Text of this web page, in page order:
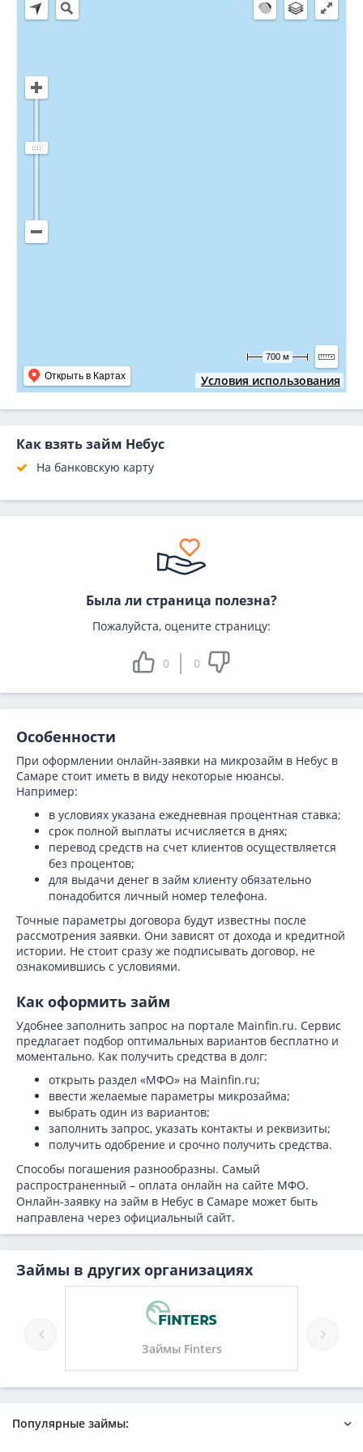
Условия использования
Открыть в Картах
700 м
Как взять займ Небус
На банковскую карту
Была ли страница полезна?
Пожалуйста, оцените страницу:
0 0
Особенности
При оформлении онлайн-заявки на микрозайм в Небус в
Самаре стоит иметь в виду некоторые нюансы.
Например:
в условиях указана ежедневная процентная ставка;
срок полной выплаты исчисляется в днях;
перевод средств на счет клиентов осуществляется
без процентов;
для выдачи денег в займ клиенту обязательно
понадобится личный номер телефона.
Точные параметры договора будут известны после
рассмотрения заявки. Они зависят от дохода и кредитной
истории. Не стоит сразу же подписывать договор, не
ознакомившись с условиями.
Как оформить займ
Удобнее заполнить запрос на портале Mainfin.ru. Сервис
предлагает подбор оптимальных вариантов бесплатно и
моментально. Как получить средства в долг:
открыть раздел «МФО» на Mainfin.ru;
ввести желаемые параметры микрозайма;
выбрать один из вариантов;
заполнить запрос, указать контакты и реквизиты;
получить одобрение и срочно получить средства.
Способы погашения разнообразны. Самый
распространенный – оплата онлайн на сайте МФО.
Онлайн-заявку на займ в Небус в Самаре может быть
направлена через официальный сайт.
Займы в других организациях
Займы Finters
Популярные займы: